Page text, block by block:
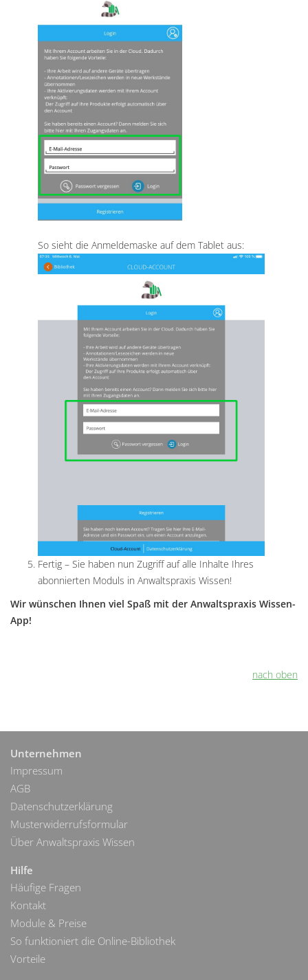
So sieht die Anmeldemaske auf dem Tablet aus:
Fertig – Sie haben nun Zugriff auf alle Inhalte Ihres
abonnierten Moduls in Anwaltspraxis Wissen!
Wir wünschen Ihnen viel Spaß mit der Anwaltspraxis Wissen-
App!
nach oben
Unternehmen
Impressum
AGB
Datenschutzerklärung
Musterwiderrufsformular
Über Anwaltspraxis Wissen
Hilfe
Häufige Fragen
Kontakt
Module & Preise
So funktioniert die Online-Bibliothek
Vorteile